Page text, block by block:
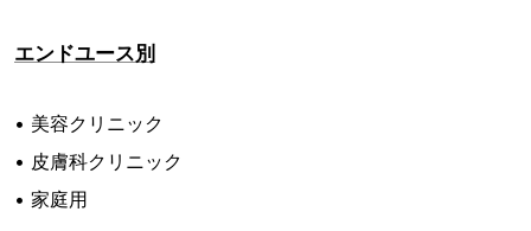
エンドユース別
• 美容クリニック
• 皮膚科クリニック
• 家庭用